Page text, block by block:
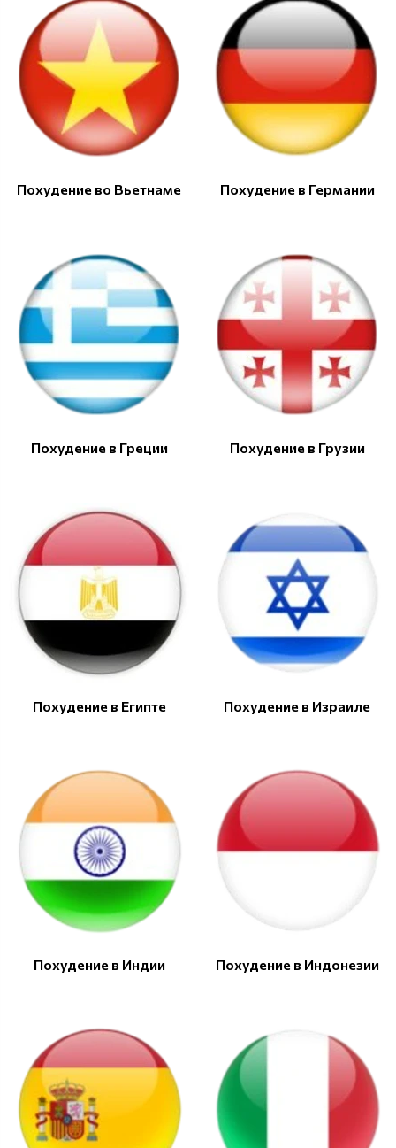
Похудение во Вьетнаме Похудение в Германии
Похудение в Греции Похудение в Грузии
Похудение в Египте Похудение в Израиле
Похудение в Индии Похудение в Индонезии